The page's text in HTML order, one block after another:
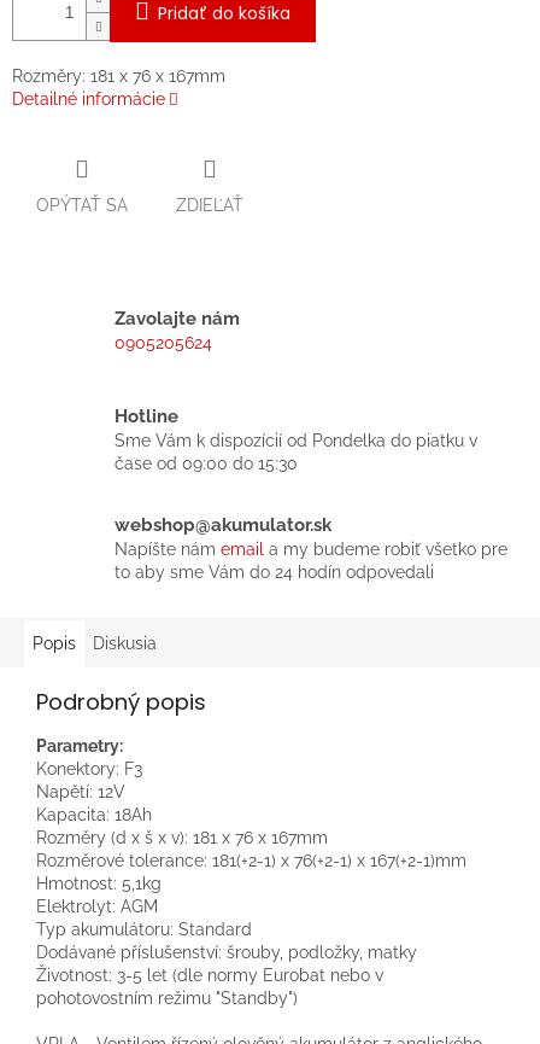
Pridať do košíka
Rozměry: 181 x 76 x 167mm
Detailné informácie
OPÝTAŤ SA ZDIEĽAŤ
Zavolajte nám
0905205624
Hotline
Sme Vám k dispozícií od Pondelka do piatku v
čase od 09:00 do 15:30
webshop@akumulator.sk
Napíšte nám email a my budeme robiť všetko pre
to aby sme Vám do 24 hodín odpovedali
Popis Diskusia
Podrobný popis
Parametry:
Konektory: F3
Napětí: 12V
Kapacita: 18Ah
Rozměry (d x š x v): 181 x 76 x 167mm
Rozměrové tolerance: 181(+2-1) x 76(+2-1) x 167(+2-1)mm
Hmotnost: 5,1kg
Elektrolyt: AGM
Typ akumulátoru: Standard
Dodávané příslušenství: šrouby, podložky, matky
Životnost: 3-5 let (dle normy Eurobat nebo v
pohotovostním režimu "Standby")